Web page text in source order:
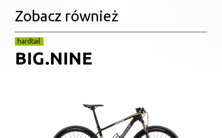
Zobacz również
hardtail
BIG.NINE